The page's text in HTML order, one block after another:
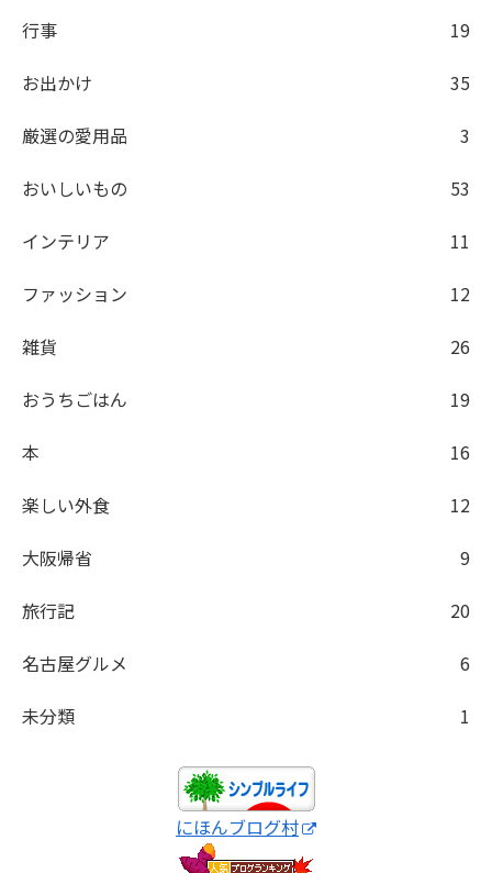
行事
19
お出かけ
35
厳選の愛用品
3
おいしいもの
53
インテリア
11
ファッション
12
雑貨
26
おうちごはん
19
本
16
楽しい外食
12
大阪帰省
9
旅行記
20
名古屋グルメ
6
未分類
1
にほんブログ村